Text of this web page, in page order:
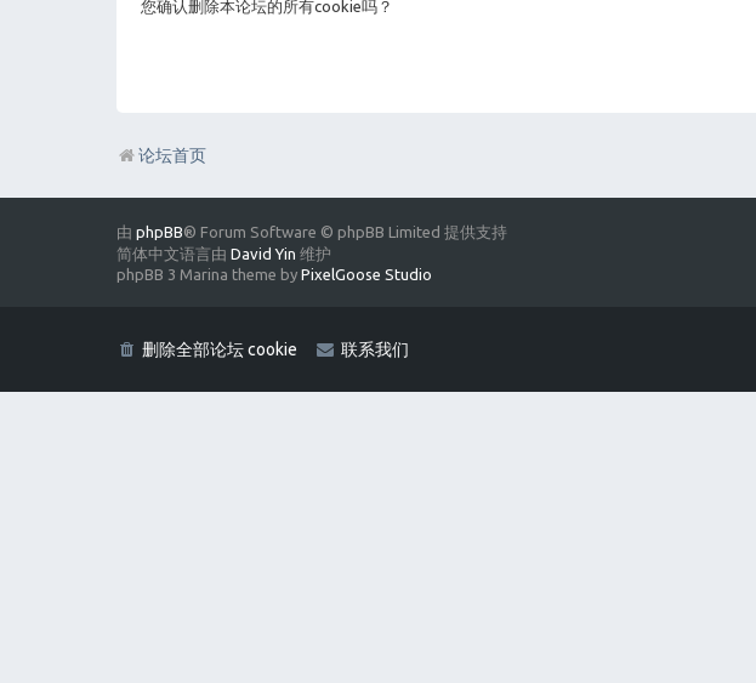
您确认删除本论坛的所有cookie吗？
论坛首页
由 phpBB® Forum Software © phpBB Limited 提供支持
简体中文语言由 David Yin 维护
phpBB 3 Marina theme by PixelGoose Studio
删除全部论坛 cookie 联系我们